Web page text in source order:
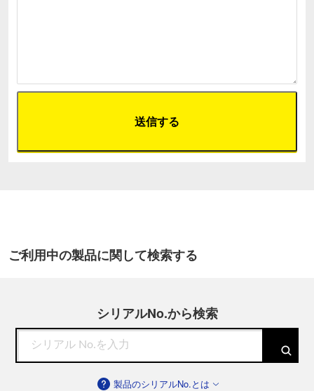
ご利用中の製品に関して検索する
シリアルNo.から検索
製品のシリアルNo.とは